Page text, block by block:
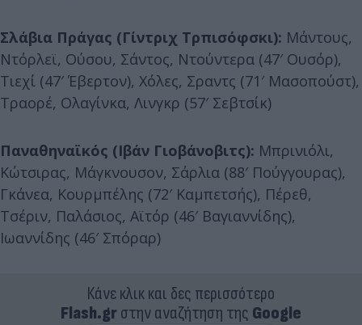
Σλάβια Πράγας (Γίντριχ Τρπισόφσκι): Μάντους,
Ντόρλεϊ, Ούσου, Σάντος, Ντούντερα (47′ Ουσόρ),
Τιεχί (47′ Έβερτον), Χόλες, Σραντς (71′ Μασοπούστ),
Τραορέ, Ολαγίνκα, Λινγκρ (57′ Σεβτσίκ)
Παναθηναϊκός (Ιβάν Γιοβάνοβιτς): Μπρινιόλι,
Κώτσιρας, Μάγκνουσον, Σάρλια (88′ Πούγγουρας),
Γκάνεα, Κουρμπέλης (72′ Καμπετσής), Πέρεθ,
Τσέριν, Παλάσιος, Αϊτόρ (46′ Βαγιαννίδης),
Ιωαννίδης (46′ Σπόραρ)
Κάνε κλικ και δες περισσότερο
Flash.grστην αναζήτηση της Google